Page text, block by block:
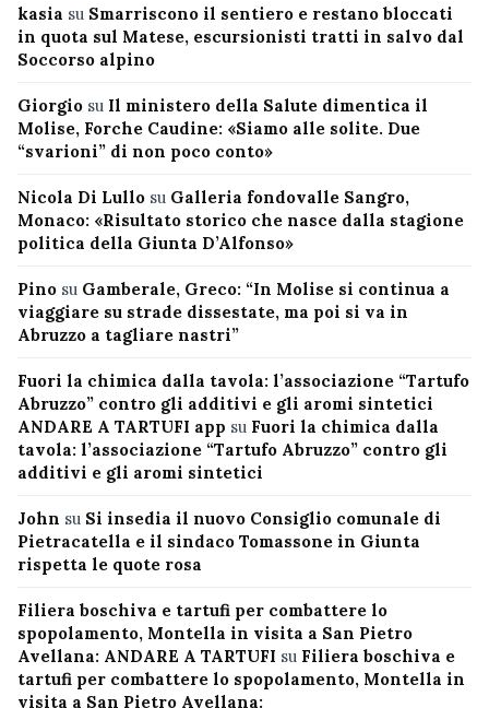
kasia su Smarriscono il sentiero e restano bloccati
in quota sul Matese, escursionisti tratti in salvo dal
Soccorso alpino
Giorgio su Il ministero della Salute dimentica il
Molise, Forche Caudine: «Siamo alle solite. Due
“svarioni” di non poco conto»
Nicola Di Lullo su Galleria fondovalle Sangro,
Monaco: «Risultato storico che nasce dalla stagione
politica della Giunta D’Alfonso»
Pino su Gamberale, Greco: “In Molise si continua a
viaggiare su strade dissestate, ma poi si va in
Abruzzo a tagliare nastri”
Fuori la chimica dalla tavola: l’associazione “Tartufo
Abruzzo” contro gli additivi e gli aromi sintetici
ANDARE A TARTUFI app su Fuori la chimica dalla
tavola: l’associazione “Tartufo Abruzzo” contro gli
additivi e gli aromi sintetici
John su Si insedia il nuovo Consiglio comunale di
Pietracatella e il sindaco Tomassone in Giunta
rispetta le quote rosa
Filiera boschiva e tartufi per combattere lo
spopolamento, Montella in visita a San Pietro
Avellana: ANDARE A TARTUFI su Filiera boschiva e
tartufi per combattere lo spopolamento, Montella in
visita a San Pietro Avellana: